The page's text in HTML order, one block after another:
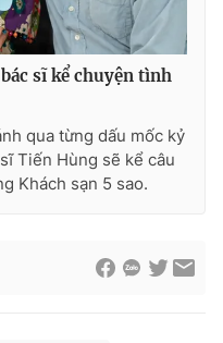
sĩ kể chuyện tình
qua từng dấu mốc kỷ
Tiến Hùng sẽ kể câu
Khách sạn 5 sao.